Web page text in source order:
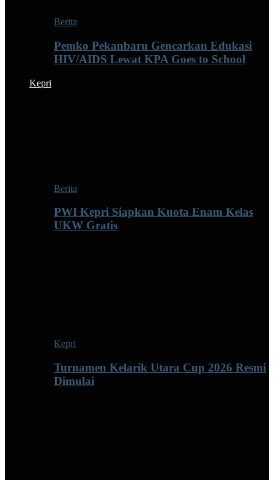
Berita
Pemko Pekanbaru Gencarkan Edukasi
HIV/AIDS Lewat KPA Goes to School
Kepri
Berita
PWI Kepri Siapkan Kuota Enam Kelas
UKW Gratis
Kepri
Turnamen Kelarik Utara Cup 2026 Resmi
Dimulai